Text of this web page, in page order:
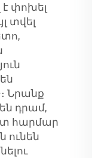
է փոխել
տվել
Նրանք
դրամ,
հարմար
ունեն